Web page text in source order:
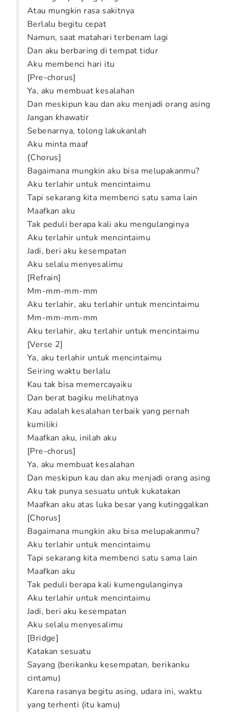
Atau mungkin rasa sakitnya
Berlalu begitu cepat
Namun, saat matahari terbenam lagi
Dan aku berbaring di tempat tidur
Aku membenci hari itu
[Pre-chorus]
Ya, aku membuat kesalahan
Dan meskipun kau dan aku menjadi orang asing
Jangan khawatir
Sebenarnya, tolong lakukanlah
Aku minta maaf
{Chorus]
Bagaimana mungkin aku bisa melupakanmu?
Aku terlahir untuk mencintaimu
Tapi sekarang kita membenci satu sama lain
Maafkan aku
Tak peduli berapa kali aku mengulanginya
Aku terlahir untuk mencintaimu
Jadi, beri aku kesempatan
Aku selalu menyesalimu
[Refrain]
Mm-mm-mm-mm
Aku terlahir, aku terlahir untuk mencintaimu
Mm-mm-mm-mm
Aku terlahir, aku terlahir untuk mencintaimu
[Verse 2]
Ya, aku terlahir untuk mencintaimu
Seiring waktu berlalu
Kau tak bisa memercayaiku
Dan berat bagiku melihatnya
Kau adalah kesalahan terbaik yang pernah
kumiliki
Maafkan aku, inilah aku
[Pre-chorus]
Ya, aku membuat kesalahan
Dan meskipun kau dan aku menjadi orang asing
Aku tak punya sesuatu untuk kukatakan
Maafkan aku atas luka besar yang kutinggalkan
[Chorus]
Bagaimana mungkin aku bisa melupakanmu?
Aku terlahir untuk mencintaimu
Tapi sekarang kita membenci satu sama lain
Maafkan aku
Tak peduli berapa kali kumengulanginya
Aku terlahir untuk mencintaimu
Jadi, beri aku kesempatan
Aku selalu menyesalimu
[Bridge]
Katakan sesuatu
Sayang (berikanku kesempatan, berikanku
cintamu)
Karena rasanya begitu asing, udara ini, waktu
yang terhenti (itu kamu)